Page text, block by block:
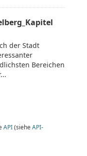
der Stadt
Bereichen
API(siehe API-